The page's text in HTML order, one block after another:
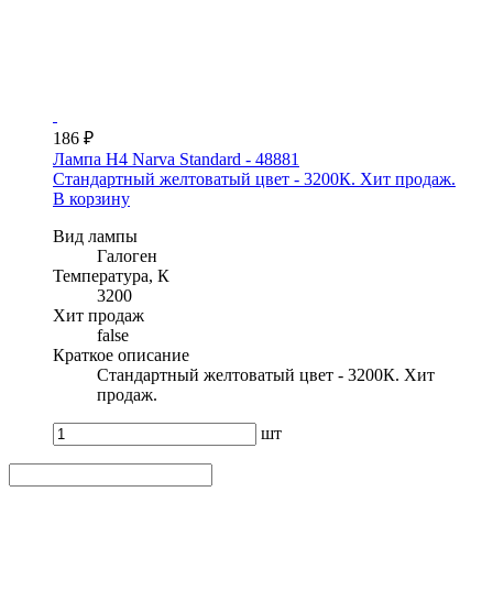
186 ₽
Лампа H4 Narva Standard - 48881
Стандартный желтоватый цвет - 3200К. Хит продаж.
В корзину
Вид лампы
Галоген
Температура, К
3200
Хит продаж
false
Краткое описание
Стандартный желтоватый цвет - 3200К. Хит
продаж.
шт